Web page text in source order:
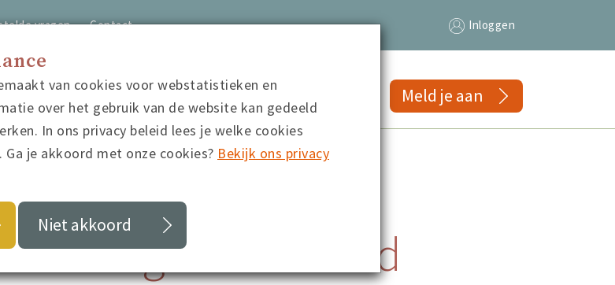
vragen Contact Inloggen
video's quiz blogs Meld je aan
ondertiteld
van cookies voor webstatistieken en
over het gebruik van de website kan gedeeld
In ons privacy beleid lees je welke cookies
je akkoord met onze cookies? Bekijk ons privacy
Niet akkoord